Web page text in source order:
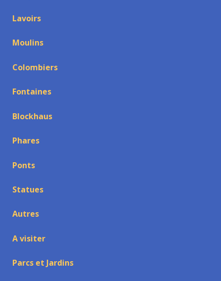
Lavoirs
Moulins
Colombiers
Fontaines
Blockhaus
Phares
Ponts
Statues
Autres
A visiter
Parcs et Jardins